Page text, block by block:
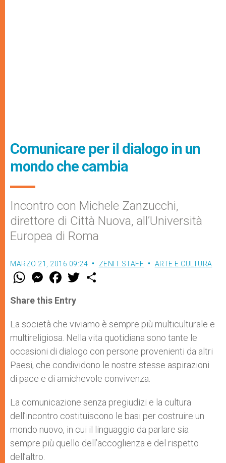
Comunicare per il dialogo in un
mondo che cambia
Incontro con Michele Zanzucchi,
direttore di Città Nuova, all’Università
Europea di Roma
MARZO 21, 2016 09:24 ZENIT STAFF ARTE E CULTURA
W
t
s
p
p
M
e
s
e
g
e
r
F
a
e
b
o
k
w
r
Share this Entry
La società che viviamo è sempre più multiculturale e
multireligiosa. Nella vita quotidiana sono tante le
occasioni di dialogo con persone provenienti da altri
Paesi, che condividono le nostre stesse aspirazioni
di pace e di amichevole convivenza.
La comunicazione senza pregiudizi e la cultura
dell’incontro costituiscono le basi per costruire un
mondo nuovo, in cui il linguaggio da parlare sia
sempre più quello dell’accoglienza e del rispetto
dell’altro.